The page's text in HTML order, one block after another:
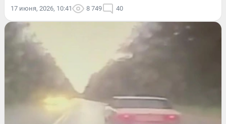
17 июня, 2026, 10:41 8 749 40